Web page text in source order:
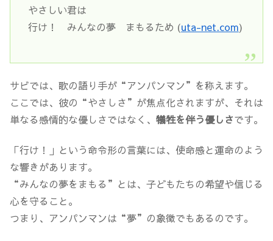
やさしい君は
行け！ みんなの夢 まもるため (uta-net.com)
サビでは、歌の語り手が“アンパンマン”を称えます。
ここでは、彼の“やさしさ”が焦点化されますが、それは
単なる感情的な優しさではなく、 犠牲を伴う優しさです。
「行け！」という命令形の言葉には、使命感と運命のよう
な響きがあります。
“みんなの夢をまもる”とは、子どもたちの希望や信じる
心を守ること。
つまり、アンパンマンは“夢”の象徴でもあるのです。